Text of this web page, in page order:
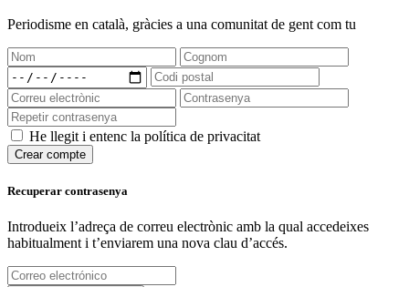
Periodisme en català, gràcies a una comunitat de gent com tu
He llegit i entenc la política de privacitat
Crear compte
Recuperar contrasenya
Introdueix l’adreça de correu electrònic amb la qual accedeixes
habitualment i t’enviarem una nova clau d’accés.